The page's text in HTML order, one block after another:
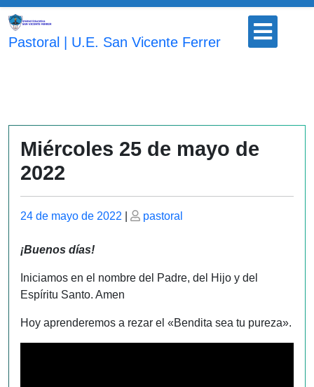
Saltar
contenido
Pastoral | U.E. San Vicente Ferrer
Botón
abrir
Miércoles 25 de mayo de
2022
Publicado
24 de mayo de 2022
Publicado
pastoral
¡Buenos días!
Iniciamos en el nombre del Padre, del Hijo y del
Espíritu Santo. Amen
Hoy aprenderemos a rezar el «Bendita sea tu pureza».